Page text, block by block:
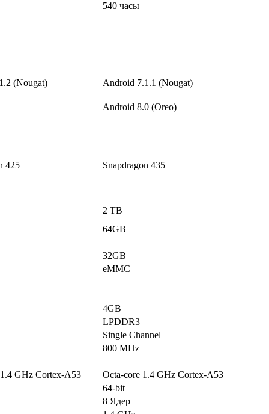
540 часы
(Nougat) Android 7.1.1 (Nougat)
Android 8.0 (Oreo)
425 Snapdragon 435
2 TB
64GB
32GB
eMMC
4GB
LPDDR3
Single Channel
800 MHz
GHz Cortex-A53
Octa-core 1.4 GHz Cortex-A53
64-bit
8 Ядер